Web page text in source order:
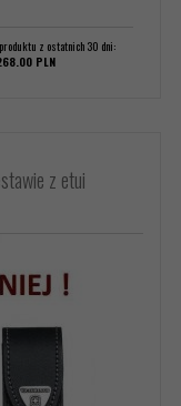
z ostatnich 30 dni:
PLN
z etui